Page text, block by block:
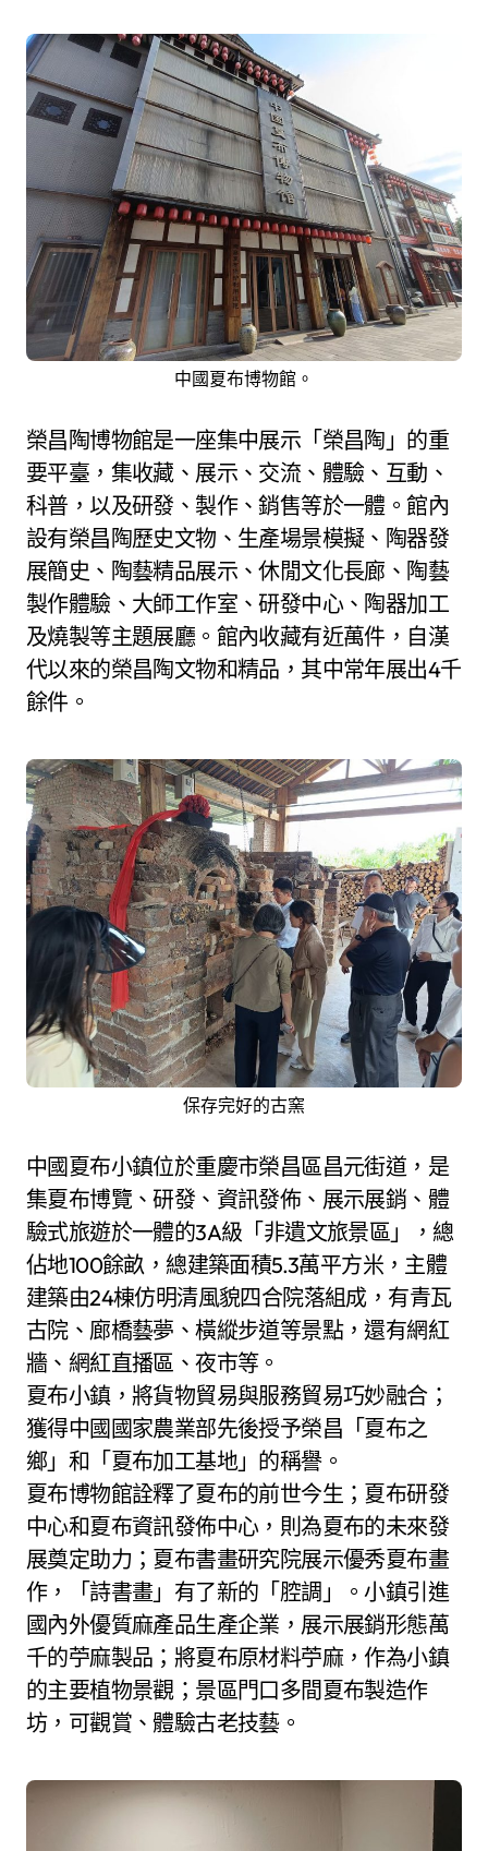
中國夏布博物館。
榮昌陶博物館是一座集中展示「榮昌陶」的重
要平臺，集收藏、展示、交流、體驗、互動、
科普，以及研發、製作、銷售等於一體。館內
設有榮昌陶歷史文物、生產場景模擬、陶器發
展簡史、陶藝精品展示、休閒文化長廊、陶藝
製作體驗、大師工作室、研發中心、陶器加工
及燒製等主題展廳。館內收藏有近萬件，自漢
代以來的榮昌陶文物和精品，其中常年展出4千
餘件。
保存完好的古窯
中國夏布小鎮位於重慶市榮昌區昌元街道，是
集夏布博覽、研發、資訊發佈、展示展銷、體
驗式旅遊於一體的3A級「非遺文旅景區」，總
佔地100餘畝，總建築面積5.3萬平方米，主體
建築由24棟仿明清風貌四合院落組成，有青瓦
古院、廊橋藝夢、橫縱步道等景點，還有網紅
牆、網紅直播區、夜市等。
夏布小鎮，將貨物貿易與服務貿易巧妙融合；
獲得中國國家農業部先後授予榮昌「夏布之
鄉」和「夏布加工基地」的稱譽。
夏布博物館詮釋了夏布的前世今生；夏布研發
中心和夏布資訊發佈中心，則為夏布的未來發
展奠定助力；夏布書畫研究院展示優秀夏布畫
作，「詩書畫」有了新的「腔調」。小鎮引進
國內外優質麻產品生產企業，展示展銷形態萬
千的苧麻製品；將夏布原材料苧麻，作為小鎮
的主要植物景觀；景區門口多間夏布製造作
坊，可觀賞、體驗古老技藝。